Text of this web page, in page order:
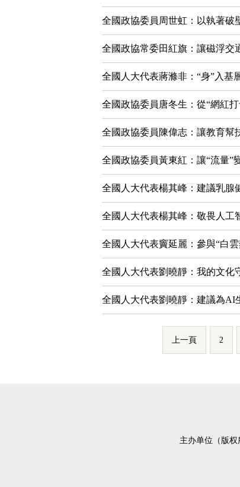
全國政協委員周世虹：以執著破
全國政協常委田紅旗：讓磁浮交
全國人大代表蔣滌非：“身”入基
全國政協委員唐冬生：從“網紅
全國政協委員陳偉志：讓教育幫
全國政協委員黃東紅：讓“流量”
全國人大代表楊其峰：建議乳腺
全國人大代表楊其峰：敬畏人工
全國人大代表竇延麗：參與“白
全國人大代表劉曉靜：我的文化
全國人大代表劉曉靜：建議為AI
上一頁 2
主办单位（版